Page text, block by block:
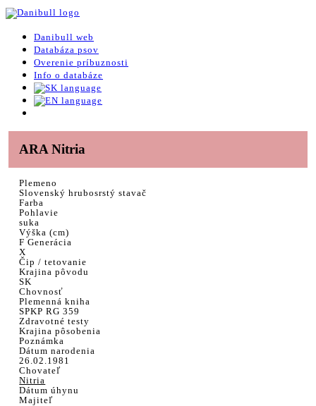
Danibull web
Databáza psov
Overenie príbuznosti
Info o databáze
ARA Nitria
Plemeno
Slovenský hrubosrstý stavač
Farba
Pohlavie
suka
Výška (cm)
F Generácia
X
Čip / tetovanie
Krajina pôvodu
SK
Chovnosť
Plemenná kniha
SPKP RG 359
Zdravotné testy
Krajina pôsobenia
Poznámka
Dátum narodenia
26.02.1981
Chovateľ
Nitria
Dátum úhynu
Majiteľ